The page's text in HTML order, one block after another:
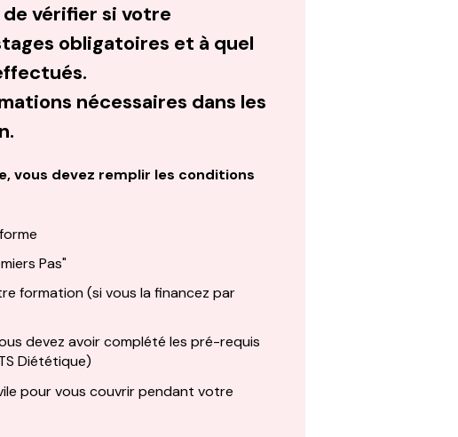
vérifier si votre
obligatoires et à quel
nécessaires dans les
vous devez remplir les conditions
Pas"
formation (si vous la financez par
devez avoir complété les pré-requis
Diététique)
pour vous couvrir pendant votre